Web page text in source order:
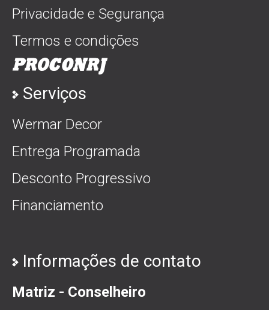
Privacidade e Segurança
Termos e condições
Serviços
Wermar Decor
Entrega Programada
Desconto Progressivo
Financiamento
Informações de contato
Matriz - Conselheiro